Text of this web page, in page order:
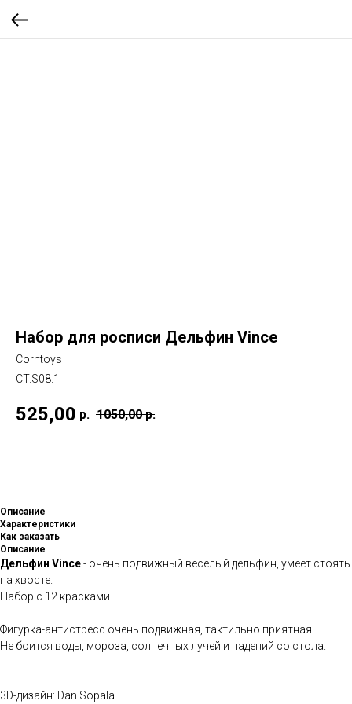
Набор для росписи Дельфин Vince
Corntoys
CT.S08.1
525,00 р. 1050,00 р.
Описание
Характеристики
Как заказать
Описание
Дельфин Vince- очень подвижный веселый дельфин, умеет стоять
на хвосте.
Набор с 12 красками
Фигурка-антистресс очень подвижная, тактильно приятная.
Не боится воды, мороза, солнечных лучей и падений со стола.
3D-дизайн: Dan Sopala